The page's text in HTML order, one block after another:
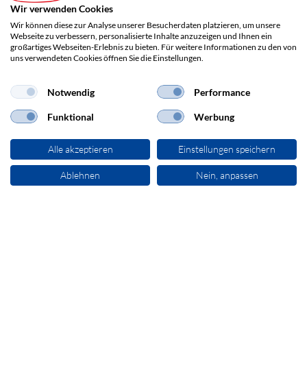
ADRESSE
SECOMP Electronic Components GmbH
Einsteinstraße 17-23
+49 7243 383-111
sales@secomp.de
Wir verwenden Cookies
Wir können diese zur Analyse unserer Besucherdaten platzieren, um unsere
Webseite zu verbessern, personalisierte Inhalte anzuzeigen und Ihnen ein
großartiges Webseiten-Erlebnis zu bieten. Für weitere Informationen zu den von
uns verwendeten Cookies öffnen Sie die Einstellungen.
Notwendig Performance
Funktional Werbung
Alle akzeptieren Einstellungen speichern
Ablehnen Nein, anpassen